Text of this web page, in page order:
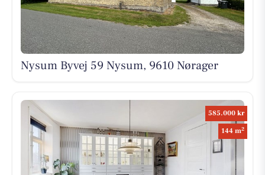
Nysum Byvej 59 Nysum, 9610 Nørager
585.000 kr
144 m2